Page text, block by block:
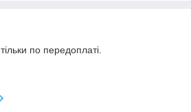
по передоплаті.